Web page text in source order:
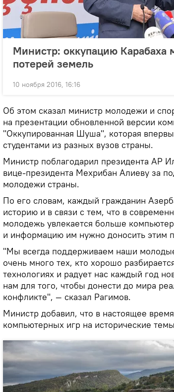
Министр: оккупацию
потерей земель
10 ноября 2016, 16:16
Об этом сказал министр молодежи и
на презентации обновленной версии
"Оккупированная Шуша", которая
студентами из разных вузов страны.
Министр поблагодарил президента АР
вице-президента Мехрибан Алиеву за
молодежи страны.
По его словам, каждый гражданин
историю и в связи с тем, что в
молодежь увлекается больше
и информацию им нужно доносить этим
"Мы всегда поддерживаем наши
очень много тех, кто хорошо
технологиях и радует нас каждый год
нам для того, чтобы донести до мира
конфликте", — сказал Рагимов.
Министр добавил, что в настоящее
компьютерных игр на исторические